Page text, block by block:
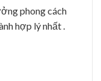
phong cách
hợp lý nhất .